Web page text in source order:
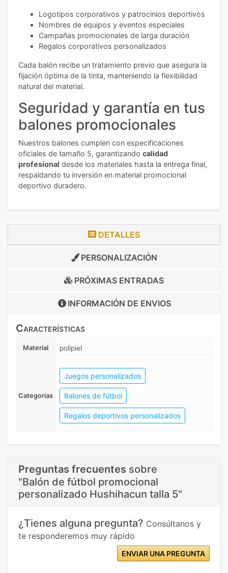
Logotipos corporativos y patrocinios deportivos
Nombres de equipos y eventos especiales
Campañas promocionales de larga duración
Regalos corporativos personalizados
Cada balón recibe un tratamiento previo que asegura la
fijación óptima de la tinta, manteniendo la flexibilidad
natural del material.
Seguridad y garantía en tus
balones promocionales
Nuestros balones cumplen con especificaciones
oficiales de tamaño 5, garantizando calidad
profesional desde los materiales hasta la entrega final,
respaldando tu inversión en material promocional
deportivo duradero.
DETALLES
PERSONALIZACIÓN
PRÓXIMAS ENTRADAS
INFORMACIÓN DE ENVIOS
Características
Material polipiel
Categorias
Juegos personalizados
Balones de fútbol
Regalos deportivos personalizados
Preguntas frecuentes sobre
"Balón de fútbol promocional
personalizado Hushihacun talla 5"
¿Tienes alguna pregunta? Consúltanos y
te responderemos muy rápido
ENVIAR UNA PREGUNTA